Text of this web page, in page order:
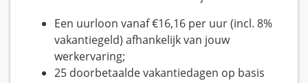
Een uurloon vanaf €16,16 per uur (incl. 8%
vakantiegeld) afhankelijk van jouw
werkervaring;
25 doorbetaalde vakantiedagen op basis